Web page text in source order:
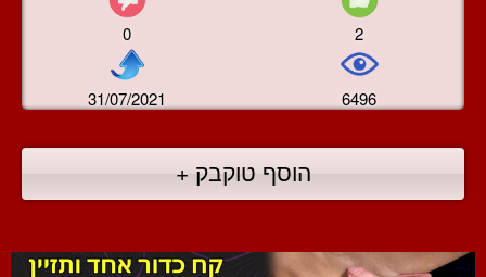
0 2
31/07/2021 6496
הוסף טוקבק +